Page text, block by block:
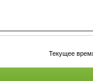
Текущее